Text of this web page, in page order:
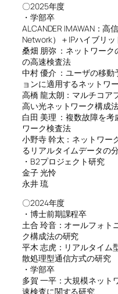
〇2025年度
・学部卒
ALCANDER IMAWAN：高
Network）＋IPハイブリ
桑畑 朋弥 ：ネットワー
の高速検査法
中村 優介 ：ユーザの移
ョンに適用するネットワ
高橋 龍太朗：マルチコア
高い光ネットワーク構成
白田 美理 ：複数故障を
ワーク検査法
小野寺 幹太：ネットワー
るリアルタイムデータの
・B2プロジェクト研究
金子 光怜
永井 琉
〇2024年度
・博士前期課程卒
土合 玲音：オールフォト
ク構成法の研究
平木 志虎：リアルタイム
散処理型通信方式の研究
・学部卒
多賀 一平：大規模ネット
速検査に関する研究